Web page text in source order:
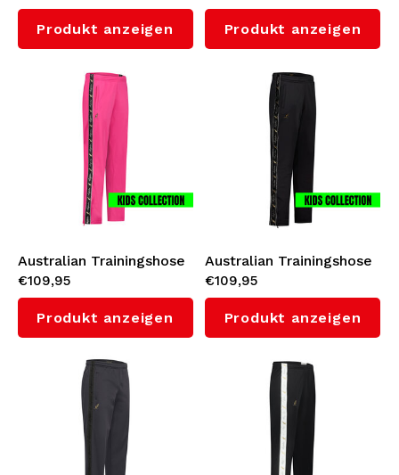
Seitenstreifen 3.0 (Fuxia)
Produkt anzeigen Produkt anzeigen
Australian Trainingshose
für Kinder (Fuxia)
€109,95
Produkt anzeigen
Australian Trainingshose
für Kinder (Schwarz)
€109,95
Produkt anzeigen